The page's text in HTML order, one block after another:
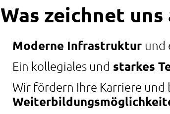
Was zeichnet uns
Moderne Infrastruktur und
Ein kollegiales und starkes
Wir fördern Ihre Karriere und